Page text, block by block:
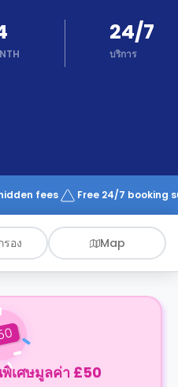
24/7
บริการ
fees Free 24/7 booking
รอง Map
เศษมูลค่า £50